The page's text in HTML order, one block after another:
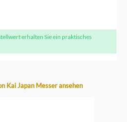
erhalten Sie ein praktisches
Kai Japan Messer ansehen